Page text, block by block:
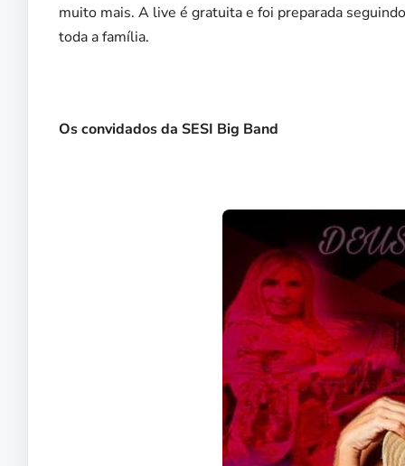
muito mais. A live é gratuita e foi preparada
toda a família.
Os convidados da SESI Big Band